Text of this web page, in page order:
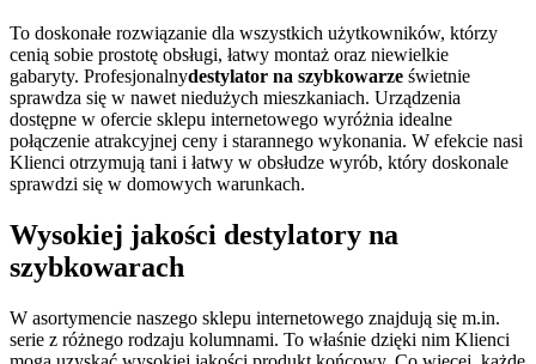
To doskonałe rozwiązanie dla wszystkich użytkowników, którzy
cenią sobie prostotę obsługi, łatwy montaż oraz niewielkie
gabaryty. Profesjonalnydestylator na szybkowarze świetnie
sprawdza się w nawet niedużych mieszkaniach. Urządzenia
dostępne w ofercie sklepu internetowego wyróżnia idealne
połączenie atrakcyjnej ceny i starannego wykonania. W efekcie nasi
Klienci otrzymują tani i łatwy w obsłudze wyrób, który doskonale
sprawdzi się w domowych warunkach.
Wysokiej jakości destylatory na
szybkowarach
W asortymencie naszego sklepu internetowego znajdują się m.in.
serie z różnego rodzaju kolumnami. To właśnie dzięki nim Klienci